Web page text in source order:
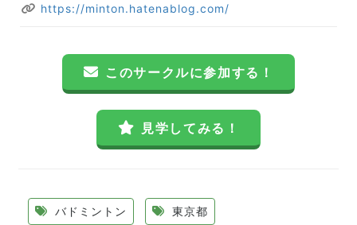
https://minton.hatenablog.com/
このサークルに参加する！
見学してみる！
バドミントン 東京都